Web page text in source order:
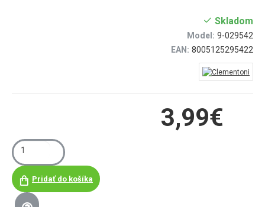
3,99€
Skladom
Model: 9-029542
EAN: 8005125295422
Pridať do košíka